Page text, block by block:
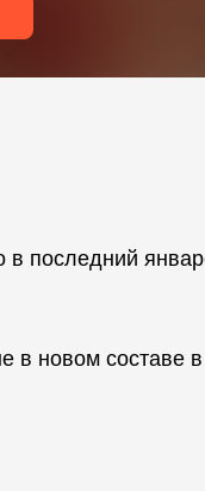
в последний
в новом составе в